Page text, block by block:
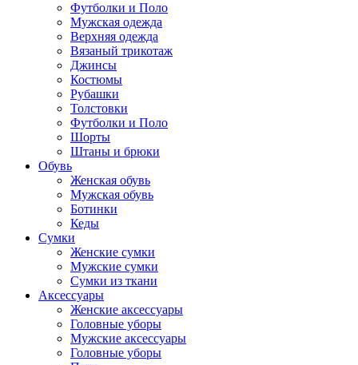
Футболки и Поло
Мужская одежда
Верхняя одежда
Вязаный трикотаж
Джинсы
Костюмы
Рубашки
Толстовки
Футболки и Поло
Шорты
Штаны и брюки
Обувь
Женская обувь
Мужская обувь
Ботинки
Кеды
Сумки
Женские сумки
Мужские сумки
Сумки из ткани
Аксессуары
Женские аксессуары
Головные уборы
Мужские аксессуары
Головные уборы